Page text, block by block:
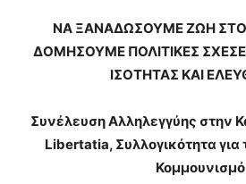
ΝΑ ΞΑΝΑΔΩΣΟΥΜΕ ΖΩΗ ΣΤΟ
ΔΟΜΗΣΟΥΜΕ ΠΟΛΙΤΙΚΕΣ
ΙΣΟΤΗΤΑΣ ΚΑΙ
Συνέλευση Αλληλεγγύης στην
Libertatia, Συλλογικότητα για
Κομμουνισμό